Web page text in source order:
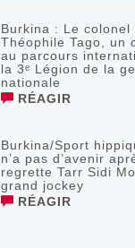
Burkina : Le colonel
Théophile Tago, un
au parcours
la 3ᵉ Légion de la
nationale
RÉAGIR
Burkina/Sport
n’a pas d’avenir
regrette Tarr Sidi
grand jockey
RÉAGIR